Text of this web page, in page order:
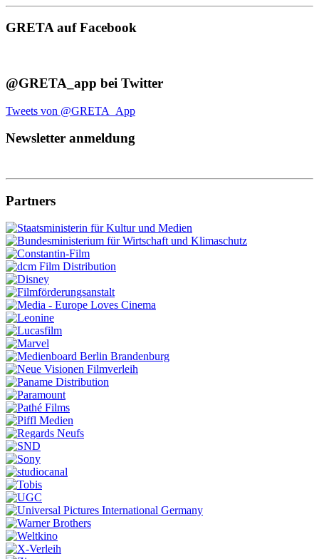
GRETA auf Facebook
@GRETA_app bei Twitter
Tweets von @GRETA_App
Newsletter anmeldung
Partners